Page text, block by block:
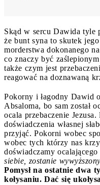
Skąd w sercu Dawida tyle
że bunt syna to skutek
morderstwa dokonanego
co znaczy być
także czym jest
reagować na doznawaną
Pokorny i łagodny Dawid
Absaloma, bo sam został
ocala przebaczenie
doświadczenia własnej
przyjąć. Pokorni wobec
wobec tych którzy nas
doświadczamy ocalającego
siebie, zostanie wywyższony
Pomysł na ostatnie dwa
kołysaniu. Dać się